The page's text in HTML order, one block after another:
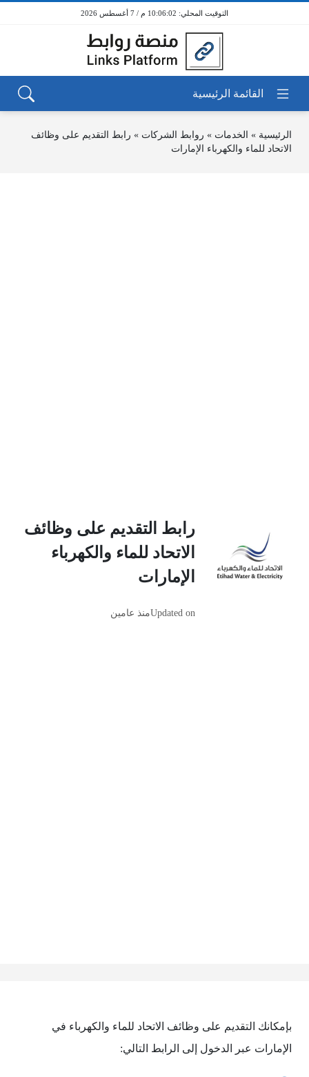
10:06:02 م / 7 أغسطس 2026
الرئيسية » الخدمات » روابط الشركات » رابط التقديم على وظائف
الاتحاد للماء والكهرباء الإمارات
رابط التقديم على وظائف
الاتحاد للماء والكهرباء
الإمارات
Updated onمنذ عامين
بإمكانك التقديم على وظائف الاتحاد للماء والكهرباء في
الإمارات عبر الدخول إلى الرابط التالي: